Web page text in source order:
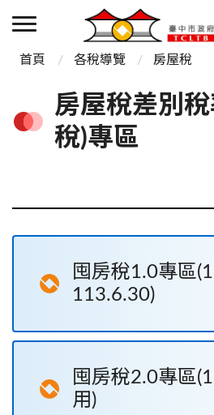
首頁 各稅導覽 房屋稅
房屋稅差別
稅)專區
囤房稅1.0專區
113.6.30)
囤房稅2.0專區
用)